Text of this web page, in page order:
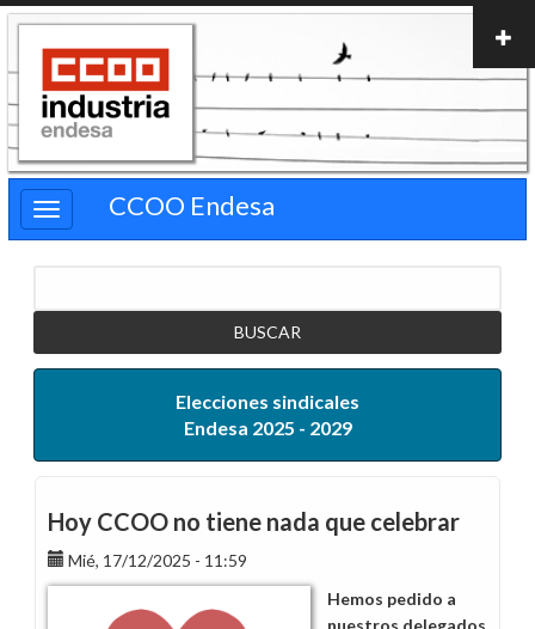
Pasar
contenido
principal
CCOO Endesa
Elecciones sindicales
Endesa 2025 - 2029
Hoy CCOO no tiene nada que celebrar
Mié, 17/12/2025 - 11:59
Hemos pedido a
nuestros delegados